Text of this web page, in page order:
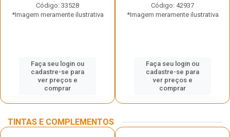
Código: 33528
*Imagem meramente ilustrativa
Faça seu login ou
cadastre-se para
ver preços e
comprar
Código: 42937
*Imagem meramente ilustrativa
Faça seu login ou
cadastre-se para
ver preços e
comprar
TINTAS E COMPLEMENTOS